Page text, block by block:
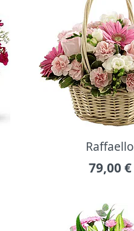
Raffaello
79,00 €